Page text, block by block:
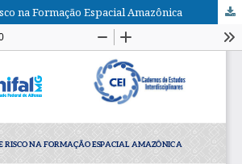
na Formação Espacial Amazônica